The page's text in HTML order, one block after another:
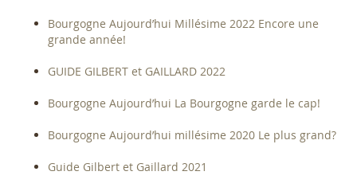
Bourgogne Aujourd’hui Millésime 2022 Encore une
grande année!
GUIDE GILBERT et GAILLARD 2022
Bourgogne Aujourd’hui La Bourgogne garde le cap!
Bourgogne Aujourd’hui millésime 2020 Le plus grand?
Guide Gilbert et Gaillard 2021